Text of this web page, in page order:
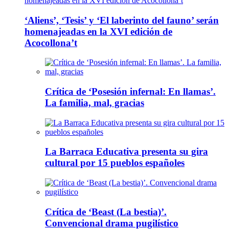
‘Aliens’, ‘Tesis’ y ‘El laberinto del fauno’ serán
homenajeadas en la XVI edición de
Acocollona’t
Crítica de ‘Posesión infernal: En llamas’.
La familia, mal, gracias
La Barraca Educativa presenta su gira
cultural por 15 pueblos españoles
Crítica de ‘Beast (La bestia)’.
Convencional drama pugilístico